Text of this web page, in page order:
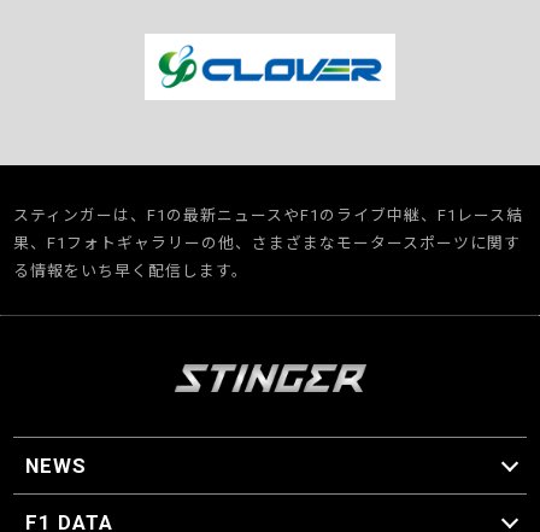
スティンガーは、F1の最新ニュースやF1のライブ中継、F1レース結
果、F1フォトギャラリーの他、さまざまなモータースポーツに関す
る情報をいち早く配信します。
NEWS
F1 ニュース
F1 DATA